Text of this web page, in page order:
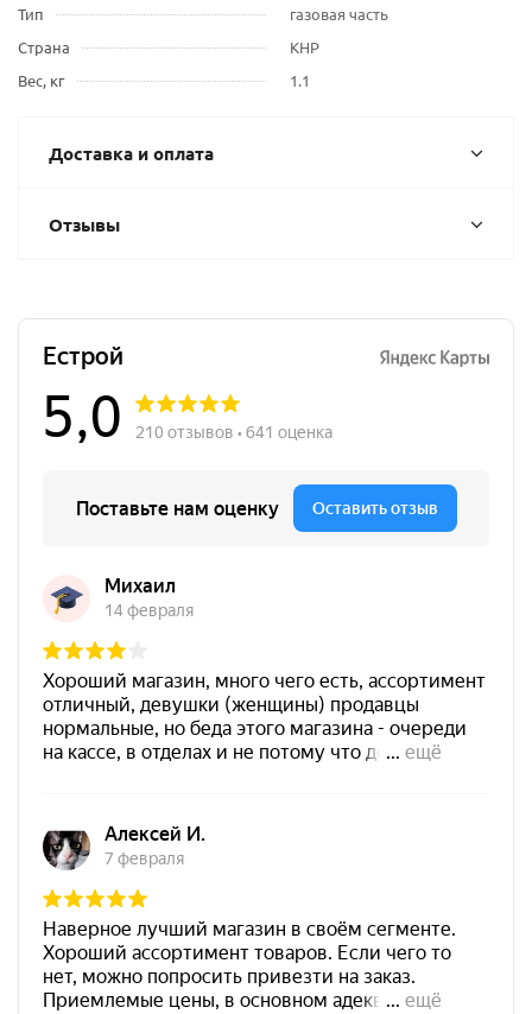
Тип
газовая часть
Страна
КНР
Вес, кг
1.1
Доставка и оплата
Отзывы